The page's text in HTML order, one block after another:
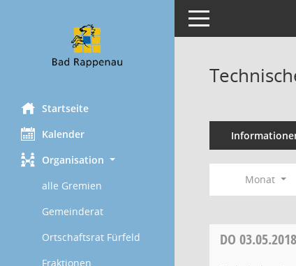
Startseite
Kalender
Organisation
alle Gremien
Gemeinderat
Ortschaftsrat Fürfeld
Fraktionen
Toggle navigation
Monat
DO 03.05.2018